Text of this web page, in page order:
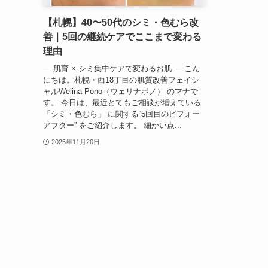
【札幌】40〜50代のシミ・色むら改
善｜5回の継続ケアでここまで変わる
理由
— 肌育 × シミ集中ケアで変わるお肌 — こん
にちは。札幌・西18丁目の肌質改善フェイシ
ャルWelina Pono（ウェリナポノ） のマナで
す。 今日は、最近とてもご相談が増えている
「シミ・色むら」 に関する“5回目のビフォー
アフター” をご紹介します。 細かい点...
2025年11月20日